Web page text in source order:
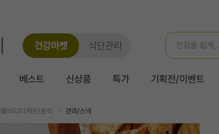
건강마켓 식단관리
베스트 신상품 특가 기획전/이벤트
샐러드/디저트/분식 견과/스낵